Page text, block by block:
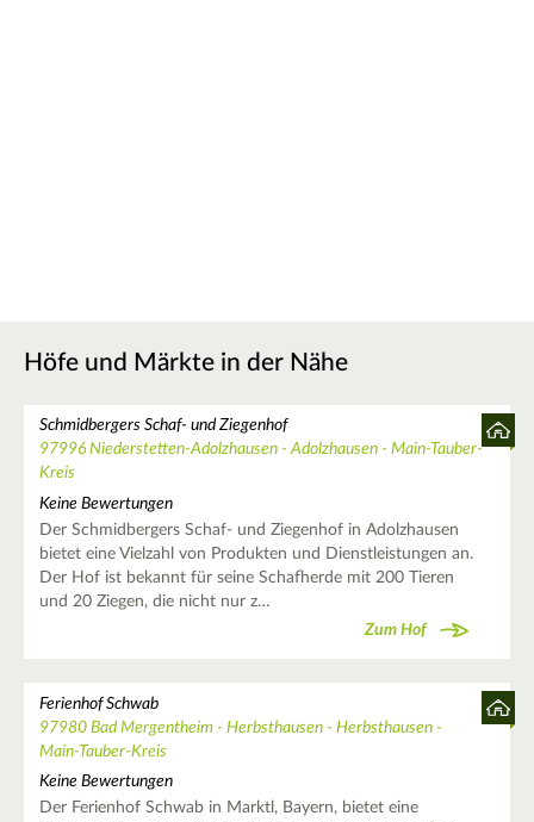
Höfe und Märkte in der Nähe
Schmidbergers Schaf- und Ziegenhof
97996 Niederstetten-Adolzhausen - Adolzhausen - Main-Tauber-
Kreis
Keine Bewertungen
Der Schmidbergers Schaf- und Ziegenhof in Adolzhausen
bietet eine Vielzahl von Produkten und Dienstleistungen an.
Der Hof ist bekannt für seine Schafherde mit 200 Tieren
und 20 Ziegen, die nicht nur z…
Zum Hof
Ferienhof Schwab
97980 Bad Mergentheim - Herbsthausen - Herbsthausen -
Main-Tauber-Kreis
Keine Bewertungen
Der Ferienhof Schwab in Marktl, Bayern, bietet eine